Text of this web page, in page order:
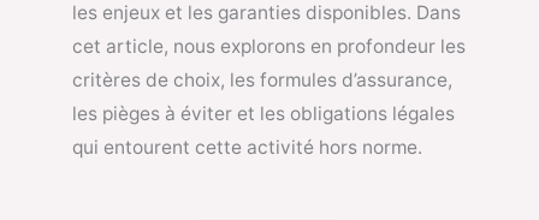
les enjeux et les garanties disponibles. Dans
cet article, nous explorons en profondeur les
critères de choix, les formules d’assurance,
les pièges à éviter et les obligations légales
qui entourent cette activité hors norme.